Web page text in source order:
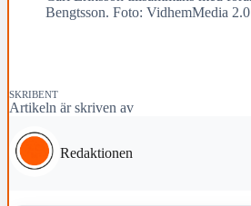
Bengtsson. Foto: VidhemMedia 2.0
SKRIBENT
Artikeln är skriven av
Redaktionen